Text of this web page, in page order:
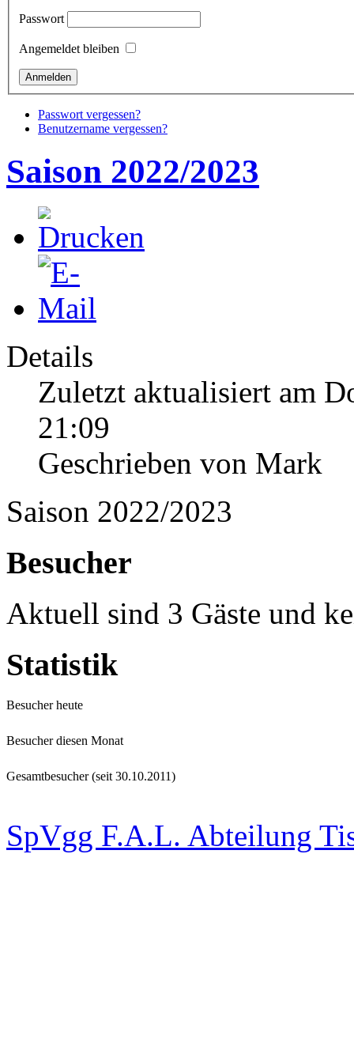
Passwort
Angemeldet bleiben
Passwort vergessen?
Benutzername vergessen?
Saison 2022/2023
Details
Zuletzt aktualisiert am
21:09
Geschrieben von Mark
Saison 2022/2023
Besucher
Aktuell sind 3 Gäste und
Statistik
Besucher heute
Besucher diesen Monat
Gesamtbesucher (seit 30.10.2011)
SpVgg F.A.L. Abteilung